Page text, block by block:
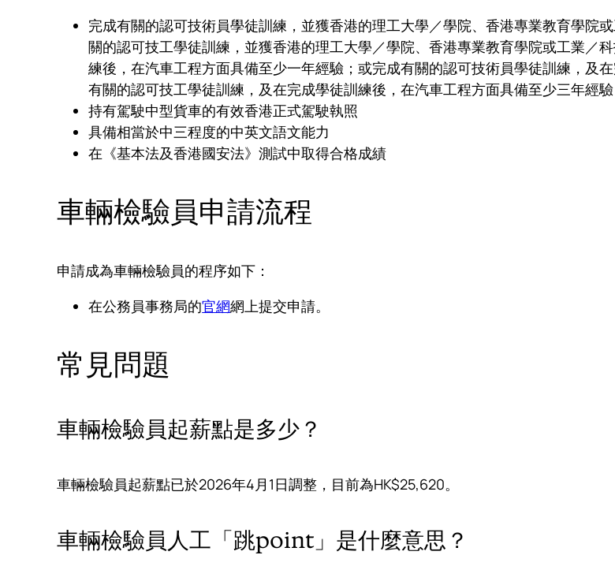
完成有關的認可技術員學徒訓練，並獲香港的理工大學／學院、香港專業教育學院
關的認可技工學徒訓練，並獲香港的理工大學／學院、香港專業教育學院或工業／
練後，在汽車工程方面具備至少一年經驗；或完成有關的認可技術員學徒訓練，及
有關的認可技工學徒訓練，及在完成學徒訓練後，在汽車工程方面具備至少三年經驗
持有駕駛中型貨車的有效香港正式駕駛執照
具備相當於中三程度的中英文語文能力
在《基本法及香港國安法》測試中取得合格成績
車輛檢驗員申請流程
申請成為車輛檢驗員的程序如下：
在公務員事務局的官網網上提交申請。
常見問題
車輛檢驗員起薪點是多少？
車輛檢驗員起薪點已於2026年4月1日調整，目前為HK$25,620。
車輛檢驗員人工「跳point」是什麼意思？